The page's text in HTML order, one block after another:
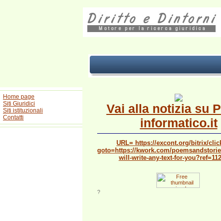
Home page
Siti Giuridici
Siti istituzionali
Contatti
Vai alla notizia su
informatico.it
URL= https://excont.org/bitrix/
goto=https://kwork.com/
will-write-any-text-for-
?